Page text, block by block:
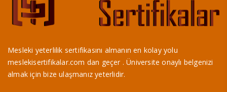
Mesleki yeterlilik sertifikasını almanın en kolay yolu
meslekisertifikalar.com dan geçer . Üniversite onaylı belgenizi
almak için bize ulaşmanız yeterlidir.